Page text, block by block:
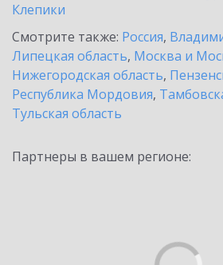
Клепики
Смотрите также: Россия,
Липецкая область, Москва и
Нижегородская область,
Республика Мордовия,
Тульская область
Партнеры в вашем регионе: